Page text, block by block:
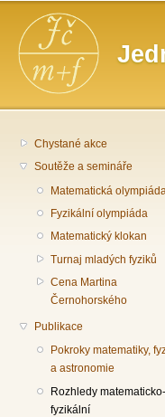
Hlavní menu
Chystané akce
Soutěže a semináře
Matematická olympiáda
Fyzikální olympiáda
Matematický klokan
Turnaj mladých fyziků
Cena Martina
Černohorského
Publikace
Pokroky matematiky,
a astronomie
Rozhledy matematicko-
fyzikální